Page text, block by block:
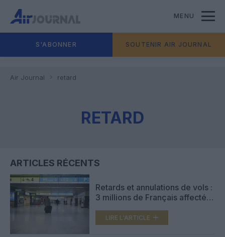
MENU
S'ABONNER SOUTENIR AIR JOURNAL
Air Journal retard
RETARD
ARTICLES RÉCENTS
Retards et annulations de vols :
3 millions de Français affectés
LIRE L'ARTICLE